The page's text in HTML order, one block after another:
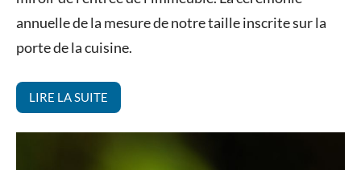
annuelle de la mesure de notre taille inscrite sur la
porte de la cuisine.
LIRE LA SUITE